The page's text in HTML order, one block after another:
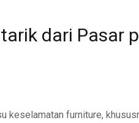
dari Pasar
keselamatan furniture,